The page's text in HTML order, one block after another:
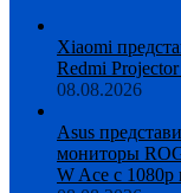
Xiaomi
Redmi
08.08.2026
Asus
мониторы
W Ace с 1080p